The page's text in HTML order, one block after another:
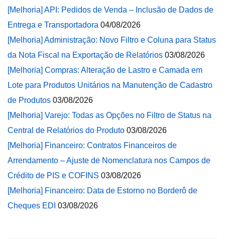
[Melhoria] API: Pedidos de Venda – Inclusão de Dados de
Entrega e Transportadora 04/08/2026
[Melhoria] Administração: Novo Filtro e Coluna para Status
da Nota Fiscal na Exportação de Relatórios 03/08/2026
[Melhoria] Compras: Alteração de Lastro e Camada em
Lote para Produtos Unitários na Manutenção de Cadastro
de Produtos 03/08/2026
[Melhoria] Varejo: Todas as Opções no Filtro de Status na
Central de Relatórios do Produto 03/08/2026
[Melhoria] Financeiro: Contratos Financeiros de
Arrendamento – Ajuste de Nomenclatura nos Campos de
Crédito de PIS e COFINS 03/08/2026
[Melhoria] Financeiro: Data de Estorno no Borderô de
Cheques EDI 03/08/2026